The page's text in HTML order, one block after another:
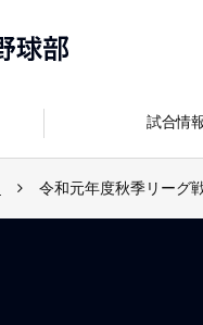
試合情
令和元年度秋季リーグ